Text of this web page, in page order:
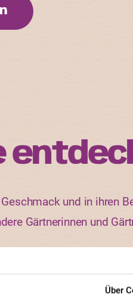
Über
und in ihren
Gärtnerinnen und